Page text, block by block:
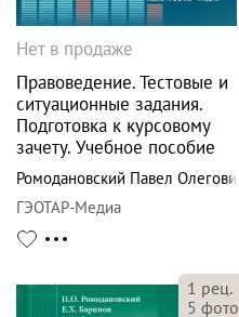
Нет в продаже
Правоведение. Тестовые и
ситуационные задания.
Подготовка к курсовому
зачету. Учебное пособие
Ромодановский Павел Олегович
ГЭОТАР-Медиа
1 рец.
5 фото